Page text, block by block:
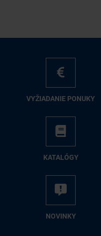
VY­ŽIA­DA­NIE PO­NU­KY
KA­TA­LÓ­GY
NO­VIN­KY